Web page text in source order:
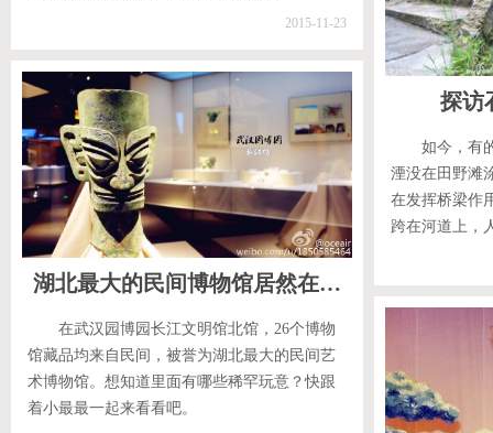
2015-11-23
探访
如今，有
湮没在田野滩
在发挥桥梁作
跨在河道上，
湖北最大的民间博物馆居然在…
在武汉园博园长江文明馆北馆，26个博物
馆藏品均来自民间，被誉为湖北最大的民间艺
术博物馆。想知道里面有哪些稀罕玩意？快跟
着小最最一起来看看吧。